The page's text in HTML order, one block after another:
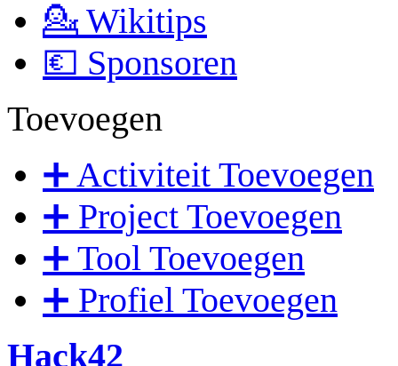
💁 Wikitips
💶 Sponsoren
Toevoegen
➕ Activiteit Toevoegen
➕ Project Toevoegen
➕ Tool Toevoegen
➕ Profiel Toevoegen
Hack42